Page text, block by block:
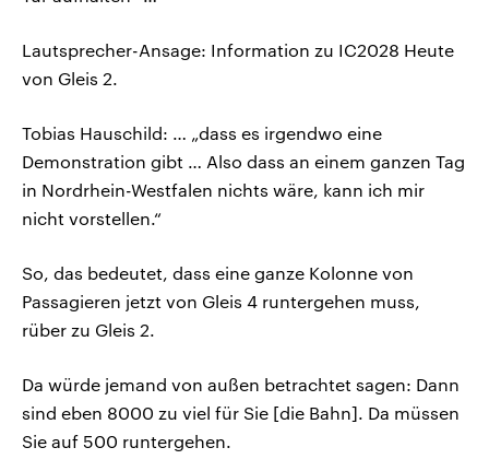
Lautsprecher-Ansage: Information zu IC2028 Heute
von Gleis 2.
Tobias Hauschild: … „dass es irgendwo eine
Demonstration gibt … Also dass an einem ganzen Tag
in Nordrhein-Westfalen nichts wäre, kann ich mir
nicht vorstellen.“
So, das bedeutet, dass eine ganze Kolonne von
Passagieren jetzt von Gleis 4 runtergehen muss,
rüber zu Gleis 2.
Da würde jemand von außen betrachtet sagen: Dann
sind eben 8000 zu viel für Sie [die Bahn]. Da müssen
Sie auf 500 runtergehen.